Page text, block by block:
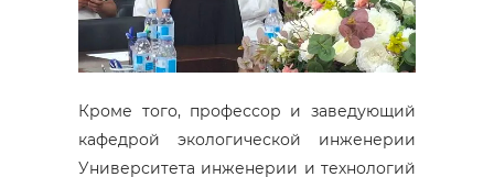
Кроме того, профессор и заведующий
кафедрой экологической инженерии
Университета инженерии и технологий